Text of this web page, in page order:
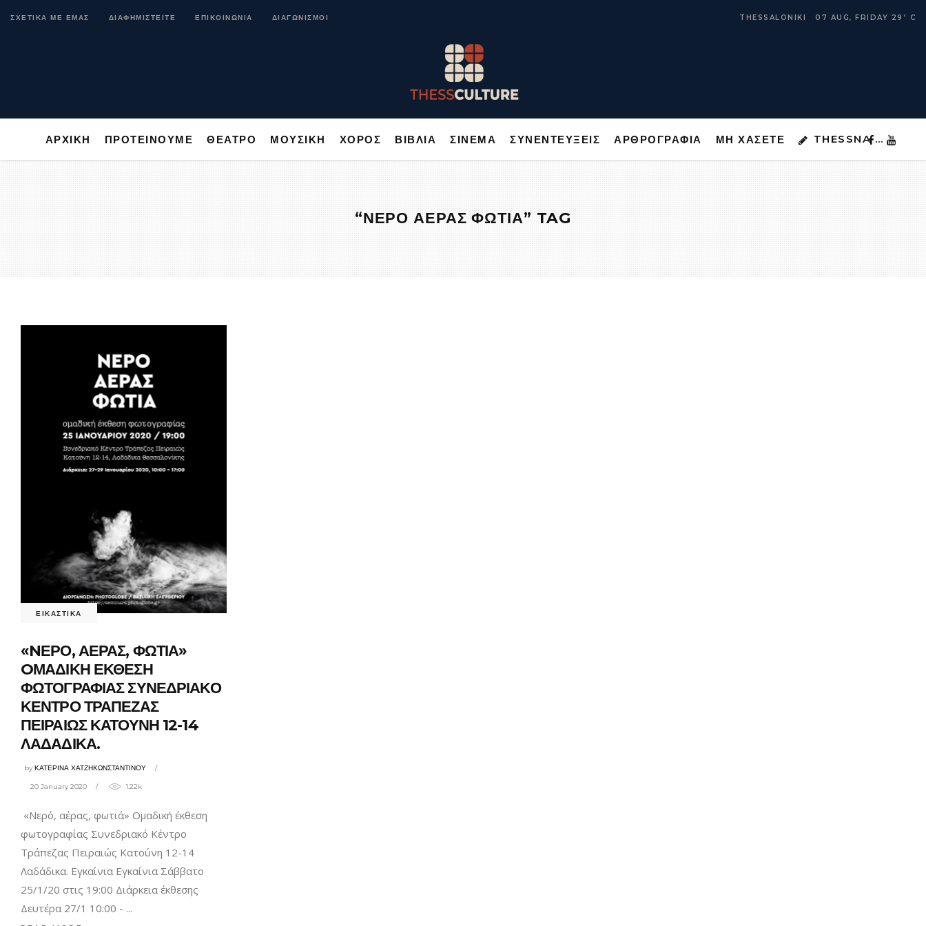
ΣΧΕΤΙΚΑ ΜΕ ΕΜΑΣ ΔΙΑΦΗΜΙΣΤΕΙΤΕ ΕΠΙΚΟΙΝΩΝΙΑ ΔΙΑΓΩΝΙΣΜΟΙ THESSALONIKI 07 AUG, FRIDAY 29 ° C
ΑΡΧΙΚΗ ΠΡΟΤΕΙΝΟΥΜΕ ΘΕΑΤΡΟ ΜΟΥΣΙΚΗ ΧΟΡΟΣ ΒΙΒΛΙΑ ΣΙΝΕΜΑ ΣΥΝΕΝΤΕΥΞΕΙΣ ΑΡΘΡΟΓΡΑΦΙΑ ΜΗ ΧΑΣΕΤΕ THESSNA …
ΑΡΧΙΚΗ ΠΡΟΤΕΙΝΟΥΜΕ ΘΕΑΤΡΟ ΜΟΥΣΙΚΗ ΜΗ ΧΑΣΕΤΕ THESSNA …
“ΝΕΡΟ ΑΕΡΑΣ ΦΩΤΙΑ” TAG
ΕΙΚΑΣΤΙΚΑ
«NΕΡΟ, ΑΕΡΑΣ, ΦΩΤΙΑ»
OΜΑΔΙΚΗ ΕΚΘΕΣΗ
ΦΩΤΟΓΡΑΦΙΑΣ ΣΥΝΕΔΡΙΑΚΟ
ΚΕΝΤΡΟ ΤΡΑΠΕΖΑΣ
ΠΕΙΡΑΙΩΣ ΚΑΤΟΥΝΗ 12-14
ΛΑΔΑΔΙΚΑ.
byΚΑΤΕΡΙΝΑ ΧΑΤΖΗΚΩΝΣΤΑΝΤΙΝΟΥ
20 January 2020 1.22k
«Nερό, αέρας, φωτιά» Oμαδική έκθεση
φωτογραφίας Συνεδριακό Κέντρο
Τράπεζας Πειραιώς Κατούνη 12-14
Λαδάδικα. Εγκαίνια Εγκαίνια Σάββατο
25/1/20 στις 19:00 Διάρκεια έκθεσης
Δευτέρα 27/1 10:00 -